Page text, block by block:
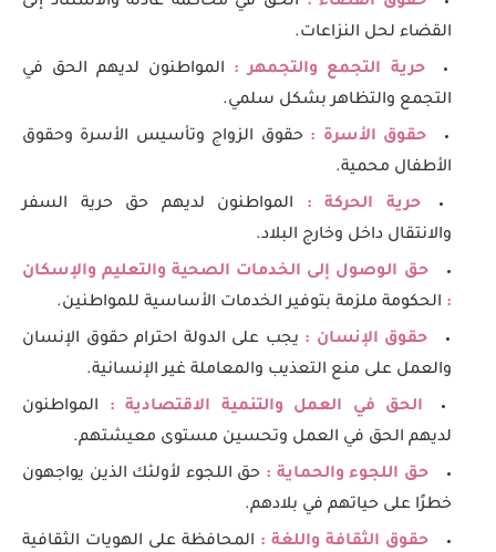
القضاء لحل النزاعات.
حرية التجمع والتجمهر :
المواطنون لديهم الحق في
التجمع والتظاهر بشكل سلمي.
حقوق الأسرة : حقوق الزواج وتأسيس الأسرة وحقوق
الأطفال محمية.
حرية الحركة : المواطنون لديهم حق حرية السفر
والانتقال داخل وخارج البلاد.
حق الوصول إلى الخدمات الصحية والتعليم والإسكان
: الحكومة ملزمة بتوفير الخدمات الأساسية للمواطنين.
حقوق الإنسان : يجب على الدولة احترام حقوق الإنسان
والعمل على منع التعذيب والمعاملة غير الإنسانية.
الحق في العمل والتنمية الاقتصادية :
المواطنون
لديهم الحق في العمل وتحسين مستوى معيشتهم.
حق اللجوء والحماية : حق اللجوء لأولئك الذين يواجهون
خطرًا على حياتهم في بلادهم.
حقوق الثقافة واللغة : المحافظة على الهويات الثقافية